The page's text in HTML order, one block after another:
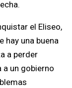
hay una buena
a perder
un gobierno